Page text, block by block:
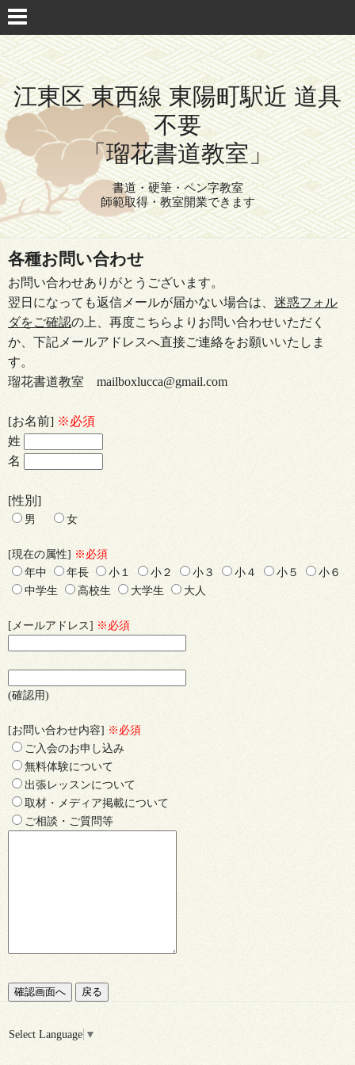
江東区 東西線 東陽町駅近 道具
不要
「瑠花書道教室」
書道・硬筆・ペン字教室
師範取得・教室開業できます
各種お問い合わせ
お問い合わせありがとうございます。
翌日になっても返信メールが届かない場合は、 迷惑フォル
ダをご確認の上、再度こちらよりお問い合わせいただく
か、下記メールアドレスへ直接ご連絡をお願いいたしま
す。
瑠花書道教室 mailboxlucca@gmail.com
[お名前] ※必須
姓
名
[性別]
男 女
[現在の属性] ※必須
年中
年長 小１ 小２ 小３ 小４ 小５
小６
中学生
高校生 大学生 大人
[メールアドレス] ※必須
(確認用)
[お問い合わせ内容] ※必須
ご入会のお申し込み
無料体験について
出張レッスンについて
取材・メディア掲載について
ご相談・ご質問等
Select Language ▼